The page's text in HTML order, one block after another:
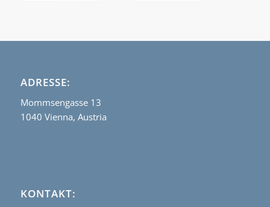
ADRESSE:
Mommsengasse 13
1040 Vienna, Austria
KONTAKT: